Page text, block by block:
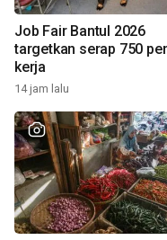
Job Fair Bantul 2026
targetkan serap 750
kerja
14 jam lalu